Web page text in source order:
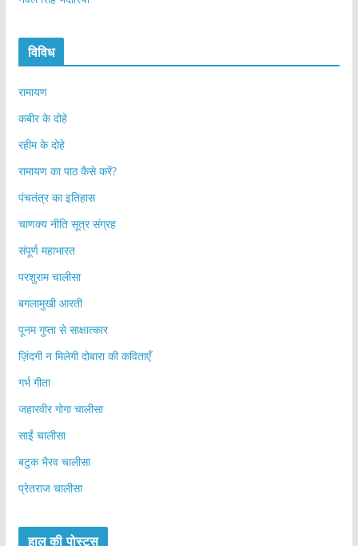
विविध
रामायण
कबीर के दोहे
रहीम के दोहे
रामायण का पाठ कैसे करें?
पंचतंत्र का इतिहास
चाणक्य नीति सूत्र संग्रह
संपूर्ण महाभारत
परशुराम चालीसा
बगलामुखी आरती
पूनम गुप्ता से साक्षात्कार
ज़िंदगी न मिलेगी दोबारा की कविताएँ
गर्भ गीता
जहारवीर गोगा चालीसा
साईं चालीसा
बटुक भैरव चालीसा
प्रेतराज चालीसा
हाल की पोस्ट्स